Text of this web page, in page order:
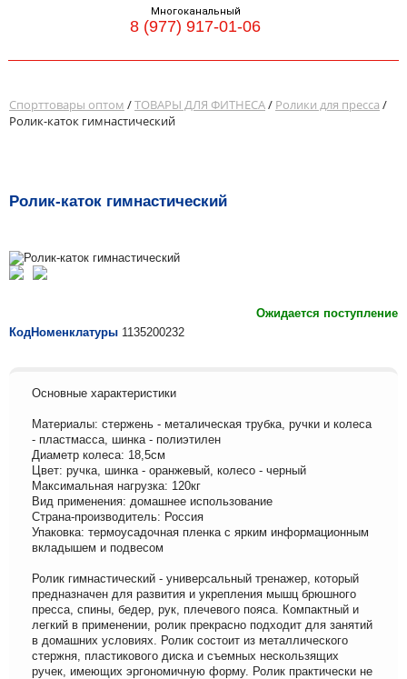
Многоканальный
8 (977) 917-01-06
Спорттовары оптом /ТОВАРЫ ДЛЯ ФИТНЕСА/ Ролики для пресса /
Ролик-каток гимнастический
Ролик-каток гимнастический
Ожидается поступление
КодНоменклатуры 1135200232
Основные характеристики
Материалы: стержень - металическая трубка, ручки и колеса
- пластмасса, шинка - полиэтилен
Диаметр колеса: 18,5см
Цвет: ручка, шинка - оранжевый, колесо - черный
Максимальная нагрузка: 120кг
Вид применения: домашнее использование
Страна-производитель: Россия
Упаковка: термоусадочная пленка с ярким информационным
вкладышем и подвесом
Ролик гимнастический - универсальный тренажер, который
предназначен для развития и укрепления мышц брюшного
пресса, спины, бедер, рук, плечевого пояса. Компактный и
легкий в применении, ролик прекрасно подходит для занятий
в домашних условиях. Ролик состоит из металлического
стержня, пластикового диска и съемных нескользящих
ручек, имеющих эргономичную форму. Ролик практически не